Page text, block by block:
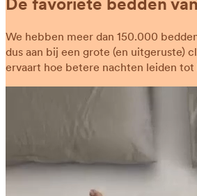
De favoriete bedden
We hebben meer dan 150.000
dus aan bij een grote (en uitgeruste)
ervaart hoe betere nachten leiden tot